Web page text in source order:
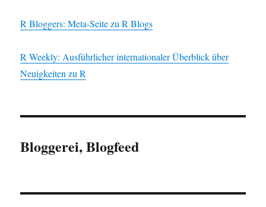
R Bloggers: Meta-Seite zu R Blogs
R Weekly: Ausführlicher internationaler Überblick über
Neuigkeiten zu R
Bloggerei, Blogfeed